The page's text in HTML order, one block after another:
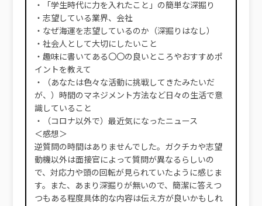
・「学生時代に力を入れたこと」の簡単な深掘り
・志望している業界、会社
・なぜ海運を志望しているのか（深掘りはなし）
・社会人として大切にしたいこと
・趣味に書いてある〇〇の良いところやおすすめポ
イントを教えて
・（あなたは色々な活動に挑戦してきたみたいだ
が、）時間のマネジメント方法など日々の生活で意
識していること
・（コロナ以外で）最近気になったニュース
＜感想＞
逆質問の時間はありませんでした。ガクチカや志望
動機以外は面接官によって質問が異なるらしいの
で、対応力や頭の回転が見られていたように感じま
す。また、あまり深掘りが無いので、簡潔に答えつ
つもある程度具体的な内容は伝え方が良いかもしれ